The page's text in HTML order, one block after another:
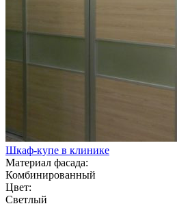
Шкаф-купе в клинике
Материал фасада:
Комбинированный
Цвет:
Светлый